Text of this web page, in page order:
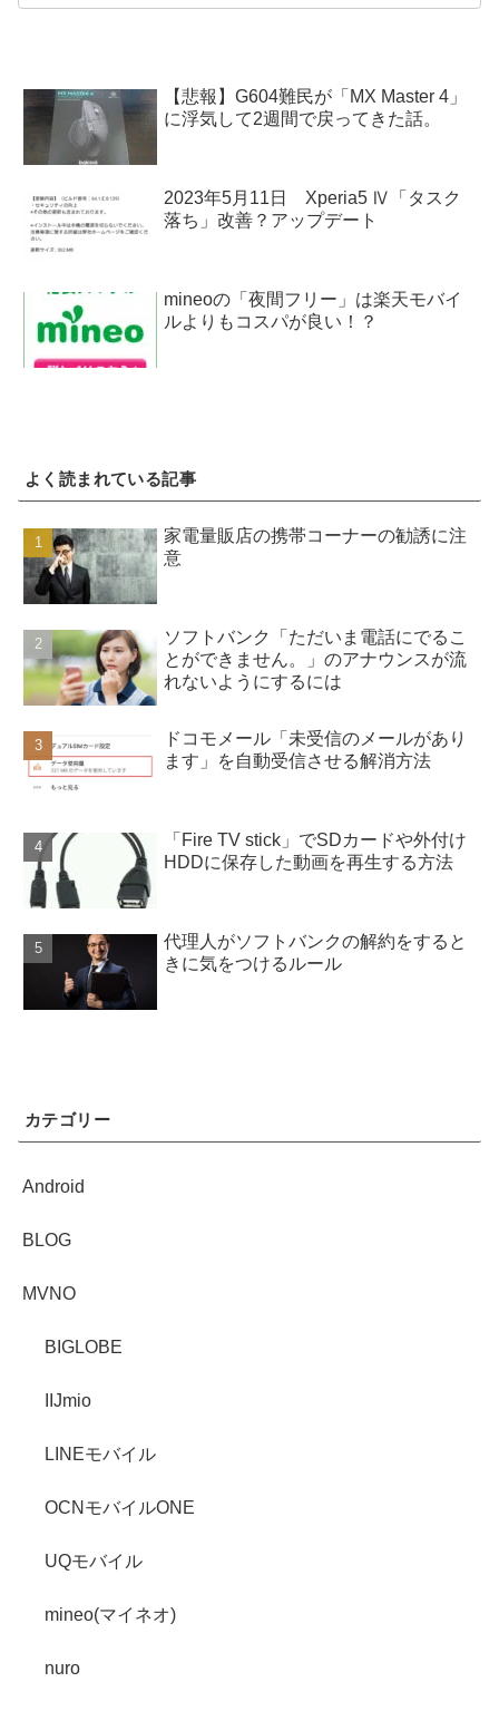
【悲報】G604難民が「MX Master 4」
に浮気して2週間で戻ってきた話。
2023年5月11日 Xperia5 Ⅳ「タスク
落ち」改善？アップデート
mineoの「夜間フリー」は楽天モバイ
ルよりもコスパが良い！？
よく読まれている記事
家電量販店の携帯コーナーの勧誘に注
意
ソフトバンク「ただいま電話にでるこ
とができません。」のアナウンスが流
れないようにするには
ドコモメール「未受信のメールがあり
ます」を自動受信させる解消方法
「Fire TV stick」でSDカードや外付け
HDDに保存した動画を再生する方法
代理人がソフトバンクの解約をすると
きに気をつけるルール
カテゴリー
Android
BLOG
MVNO
BIGLOBE
IIJmio
LINEモバイル
OCNモバイルONE
UQモバイル
mineo(マイネオ)
nuro